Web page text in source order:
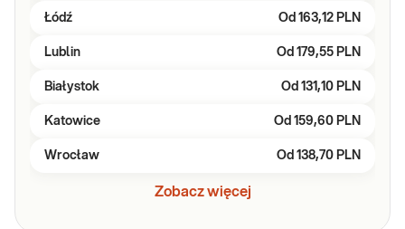
Łódź Od 163,12 PLN
Lublin Od 179,55 PLN
Białystok Od 131,10 PLN
Katowice Od 159,60 PLN
Wrocław Od 138,70 PLN
Zobacz więcej